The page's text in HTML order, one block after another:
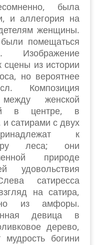
была
и аллегория на
женщины.
помещаться
сцены из истории
но вероятнее
Композиция
женской
в центре, в
сатирами с двух
к
леса; они
природе
удовольствия
сатиресса
на сатира,
из амфоры.
девица в
дерево,
мудрость богини